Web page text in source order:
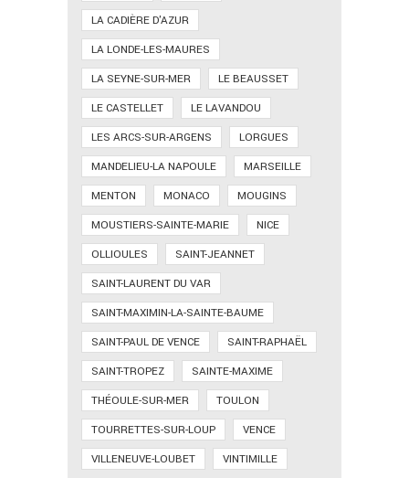
LA CADIÈRE D'AZUR
LA LONDE-LES-MAURES
LA SEYNE-SUR-MER
LE BEAUSSET
LE CASTELLET
LE LAVANDOU
LES ARCS-SUR-ARGENS
LORGUES
MANDELIEU-LA NAPOULE
MARSEILLE
MENTON
MONACO
MOUGINS
MOUSTIERS-SAINTE-MARIE
NICE
OLLIOULES
SAINT-JEANNET
SAINT-LAURENT DU VAR
SAINT-MAXIMIN-LA-SAINTE-BAUME
SAINT-PAUL DE VENCE
SAINT-RAPHAËL
SAINT-TROPEZ
SAINTE-MAXIME
THÉOULE-SUR-MER
TOULON
TOURRETTES-SUR-LOUP
VENCE
VILLENEUVE-LOUBET
VINTIMILLE